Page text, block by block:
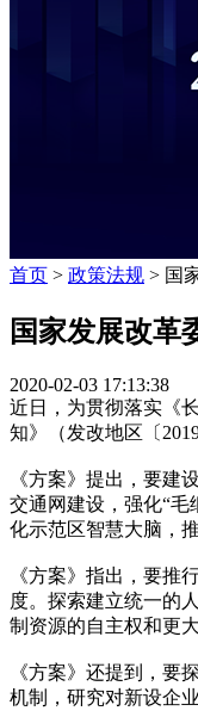
首页 > 政策法规 > 国
国家发展改革
2020-02-03 17:13:38
近日，为贯彻落实《
知》（发改地区〔
《方案》提出，要建
交通网建设，强化“
化示范区智慧大脑，
《方案》指出，要推
度。探索建立统一的
制资源的自主权和更
《方案》还提到，要
机制，研究对新设企